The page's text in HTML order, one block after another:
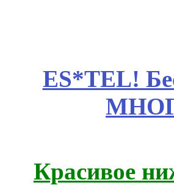
ES*TEL!
Красивое